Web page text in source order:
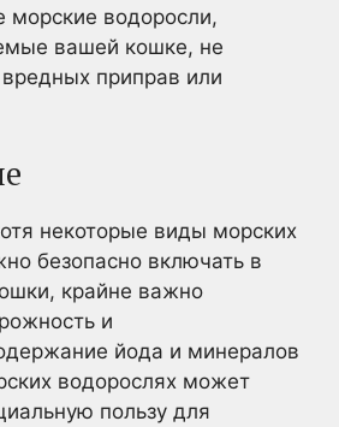
морские водоросли,
вашей кошке, не
приправ или
некоторые виды морских
безопасно включать в
крайне важно
и
йода и минералов
водорослях может
пользу для